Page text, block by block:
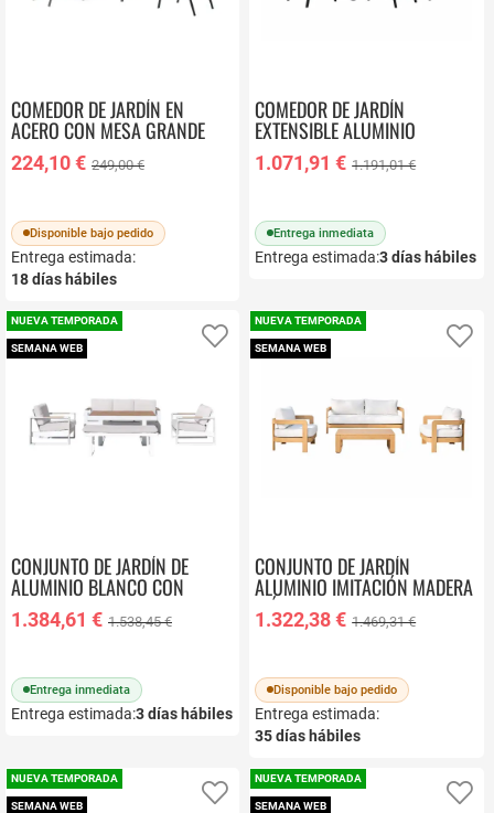
COMEDOR DE JARDÍN EN
ACERO CON MESA GRANDE
SULAM
224,10 € 249,00 €
Disponible bajo pedido
Entrega estimada:
18días hábiles
COMEDOR DE JARDÍN
EXTENSIBLE ALUMINIO
ANTRACITA PALERMO-GRECIA
1.071,91 € 1.191,01 €
Entrega inmediata
Entrega estimada:3días hábiles
NUEVA TEMPORADA
SEMANA WEB
Añadir a favoritos
CONJUNTO DE JARDÍN DE
ALUMINIO BLANCO CON
COJINES DINAMARCA
1.384,61 € 1.538,45 €
Entrega inmediata
Entrega estimada:3días hábiles
NUEVA TEMPORADA
SEMANA WEB
CONJUNTO DE JARDÍN
ALUMINIO IMITACIÓN MADERA
MÓNACO
1.322,38 € 1.469,31 €
Disponible bajo pedido
Entrega estimada:
35días hábiles
NUEVA TEMPORADA
SEMANA WEB
Añadir a favoritos
NUEVA TEMPORADA
SEMANA WEB